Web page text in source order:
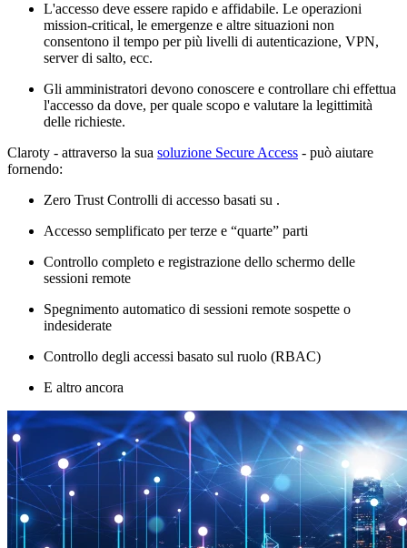
L'accesso deve essere rapido e affidabile. Le operazioni
mission-critical, le emergenze e altre situazioni non
consentono il tempo per più livelli di autenticazione, VPN,
server di salto, ecc.
Gli amministratori devono conoscere e controllare chi effettua
l'accesso da dove, per quale scopo e valutare la legittimità
delle richieste.
Claroty - attraverso la sua soluzione Secure Access - può aiutare
fornendo:
Zero Trust Controlli di accesso basati su .
Accesso semplificato per terze e “quarte” parti
Controllo completo e registrazione dello schermo delle
sessioni remote
Spegnimento automatico di sessioni remote sospette o
indesiderate
Controllo degli accessi basato sul ruolo (RBAC)
E altro ancora